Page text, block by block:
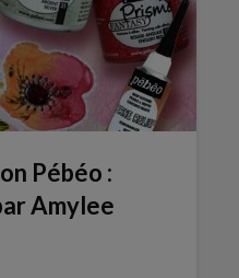
Pébéo :
Amylee